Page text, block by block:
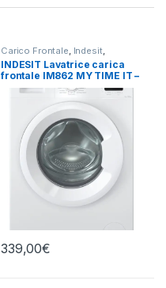
Carico Frontale Indesit,
Lavatrici, Libera Installazione
INDESIT Lavatrice carica
frontale IM862 MY TIME IT –
LAVATRICE 8KG 1200 GIRI
339,00€